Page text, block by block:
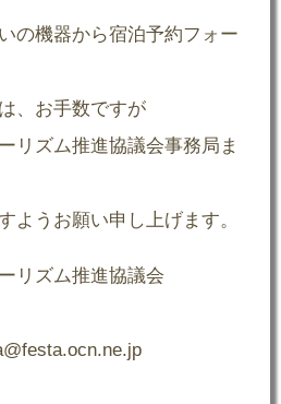
の機器から宿泊予約フォー
、お手数ですが
リズム推進協議会事務局ま
ようお願い申し上げます。
リズム推進協議会